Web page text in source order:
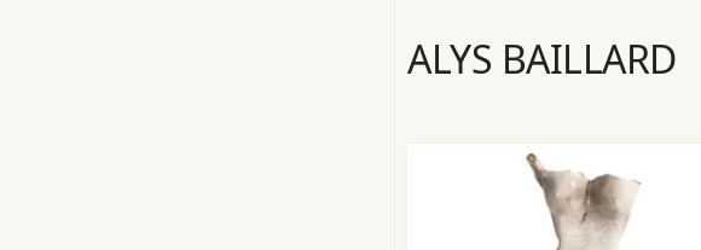
ALYS BAILLARD